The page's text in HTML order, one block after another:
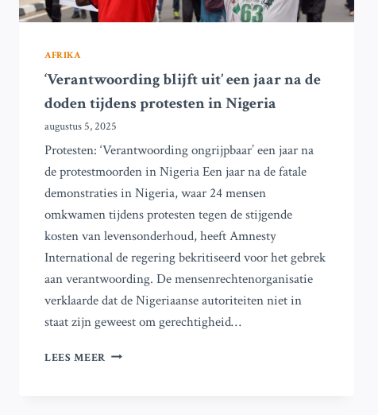
AFRIKA
‘Verantwoording blijft uit’ een jaar na de
doden tijdens protesten in Nigeria
augustus 5, 2025
Protesten: ‘Verantwoording ongrijpbaar’ een jaar na
de protestmoorden in Nigeria Een jaar na de fatale
demonstraties in Nigeria, waar 24 mensen
omkwamen tijdens protesten tegen de stijgende
kosten van levensonderhoud, heeft Amnesty
International de regering bekritiseerd voor het gebrek
aan verantwoording. De mensenrechtenorganisatie
verklaarde dat de Nigeriaanse autoriteiten niet in
staat zijn geweest om gerechtigheid…
LEES MEER ‘VERANTWOORDING